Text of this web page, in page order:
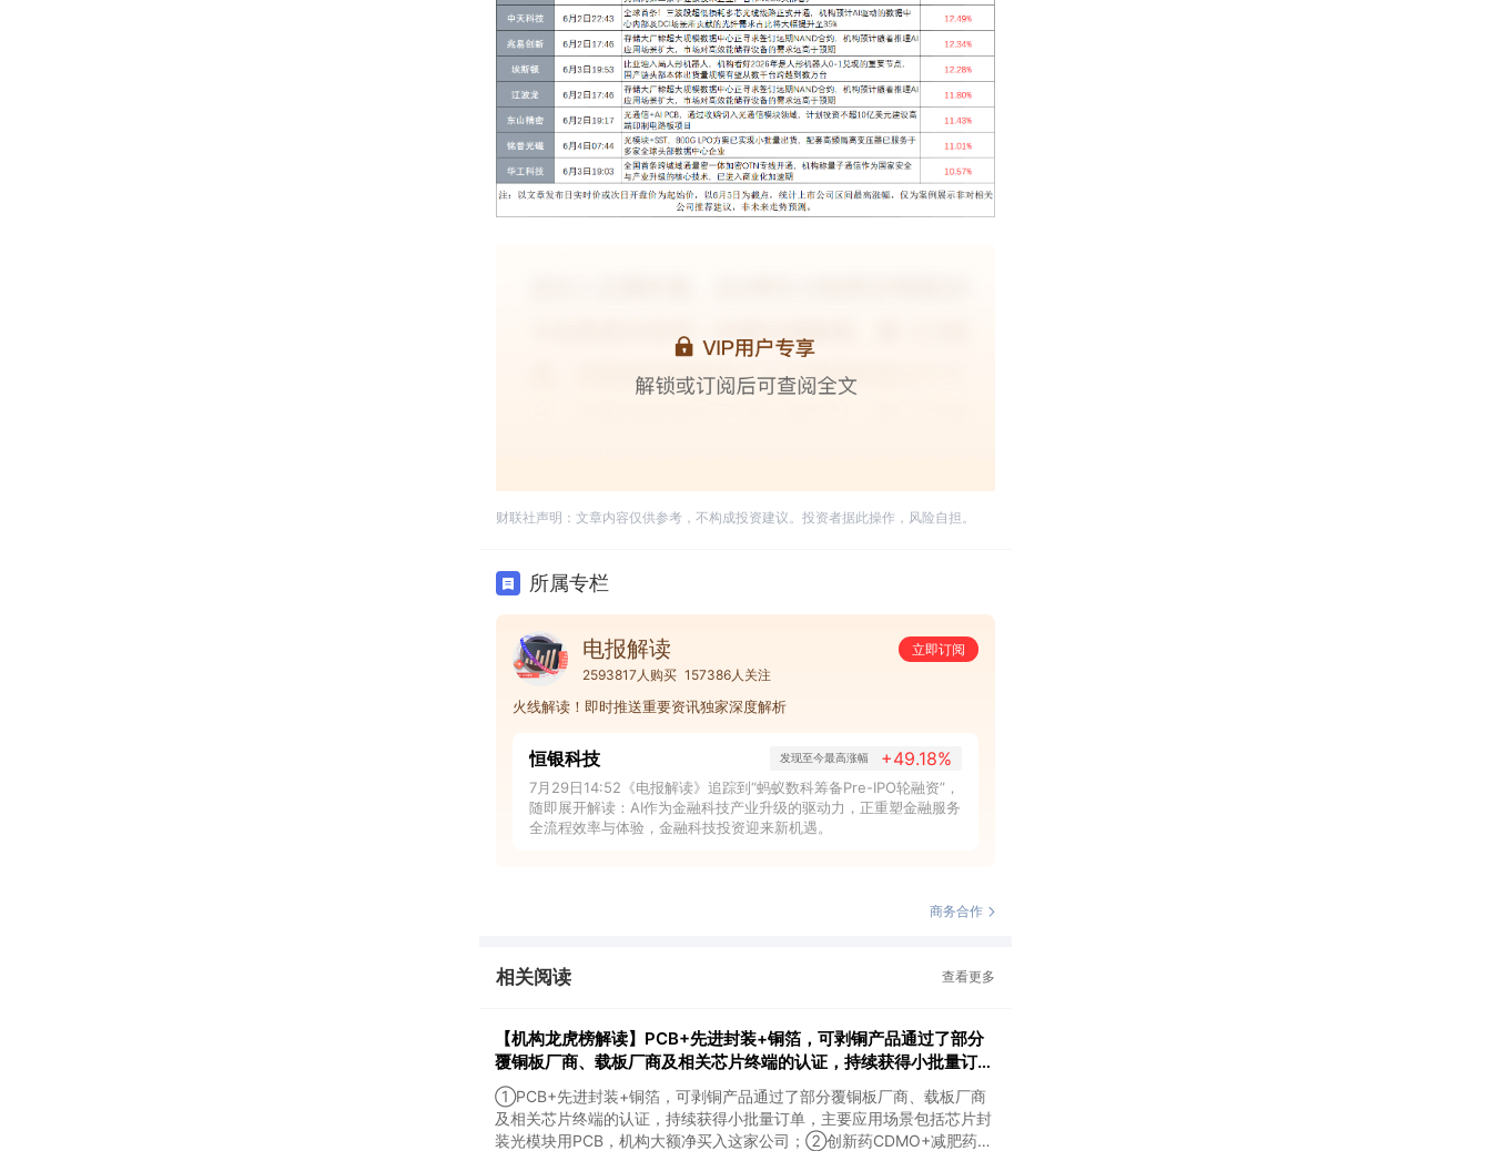
财联社声明：文章内容仅供参考，不构成投资建议。投资者据此操作，风险自担。
所属专栏
电报解读
立即订阅
2593817人购买 157386人关注
火线解读！即时推送重要资讯独家深度解析
恒银科技 发现至今最高涨幅 +49.18%
7月29日14:52《电报解读》追踪到“蚂蚁数科筹备Pre-IPO轮融资”，
随即展开解读：AI作为金融科技产业升级的驱动力，正重塑金融服务
全流程效率与体验，金融科技投资迎来新机遇。
商务合作
相关阅读 查看更多
【机构龙虎榜解读】PCB+先进封装+铜箔，可剥铜产品通过了部分
覆铜板厂商、载板厂商及相关芯片终端的认证，持续获得小批量订
单，主要应用场景包括芯片封装光模块用PCB，机构大额净买入这家
公司
①PCB+先进封装+铜箔，可剥铜产品通过了部分覆铜板厂商、载板厂商
及相关芯片终端的认证，持续获得小批量订单，主要应用场景包括芯片封
装光模块用PCB，机构大额净买入这家公司；②创新药CDMO+减肥药，